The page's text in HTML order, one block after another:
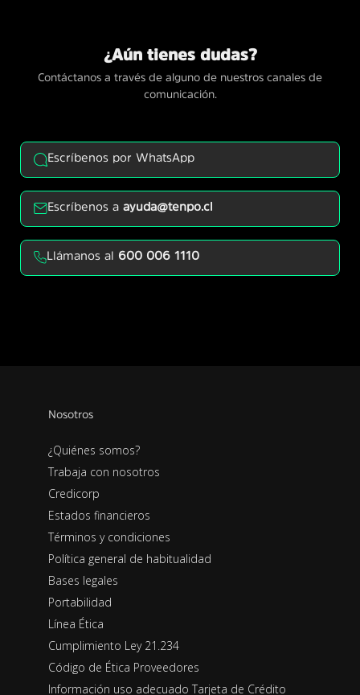
¿Aún tienes dudas?
Contáctanos a través de alguno de nuestros canales de
comunicación.
Escríbenos por WhatsApp
Escríbenos aayuda@tenpo.cl
Llámanos al 600 006 1110
Nosotros
¿Quiénes somos?
Trabaja con nosotros
Credicorp
Estados financieros
Términos y condiciones
Política general de habitualidad
Bases legales
Portabilidad
Línea Ética
Cumplimiento Ley 21.234
Código de Ética Proveedores
Información uso adecuado Tarjeta de Crédito